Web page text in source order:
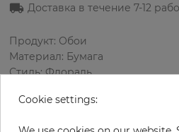
Доставка в течение 7-12
Продукт: Обои
Материал: Бумага
Стиль: Флораль
Размеры (ширина/длина): 52.07
Cookie settings: